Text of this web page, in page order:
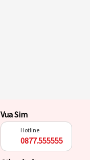
Vua Sim
Hotline
0877.555555